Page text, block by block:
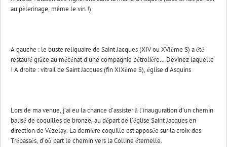
au pèlerinage, même le vin !)
A gauche : le buste reliquaire de Saint Jacques (XIV ou XVIème S) a été
restauré grâce au mécénat d’une compagnie pétrolière… Devinez laquelle
! A droite : vitrail de Saint Jacques (fin XIXème S), église d’Asquins
Lors de ma venue, j’ai eu la chance d’assister à l’inauguration d’un chemin
balisé de coquilles de bronze, au départ de l’église Saint Jacques en
direction de Vézelay. La dernière coquille est apposée sur la croix des
Trépassés, d’où part le chemin vers la Colline éternelle.